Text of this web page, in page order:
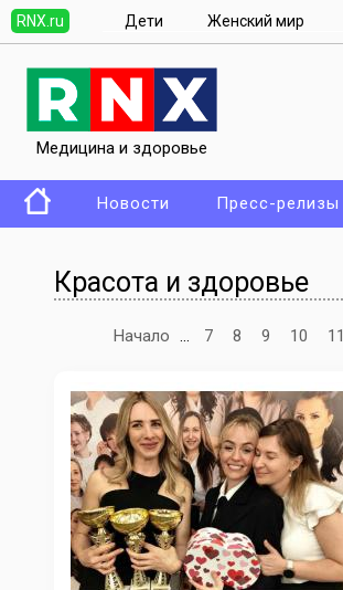
RNX.ru Дети Женский мир
Медицина и здоровье
Новости Пресс-релизы
Красота и здоровье
Начало ... 7 8 9 10 11